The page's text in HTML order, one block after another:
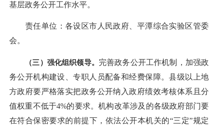
基层政务公开工作水平。
责任单位：各设区市人民政府、平潭综合实验区管委
会。
（三）强化组织领导。 完善政务公开工作机制，加强政
务公开机构建设、专职人员配备和经费保障。县级以上地
方政府要严格落实把政务公开纳入政府绩效考核体系且分
值权重不低于4%的要求。机构改革涉及的各级政府部门要
在符合保密要求的前提下，依法公开本机关的“三定”规定